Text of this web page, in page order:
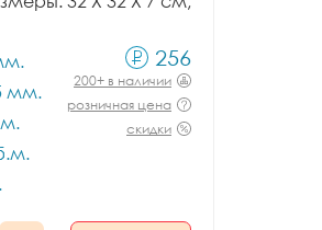
мм.
256
200+ в наличии
розничная цена
скидки